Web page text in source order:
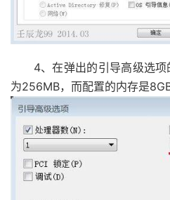
4、在弹出的引导高级选项
为256MB，而配置的内存是